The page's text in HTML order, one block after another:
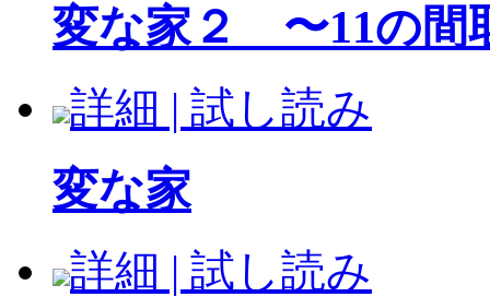
変な家２ 〜11の間
詳細 | 試し読み
変な家
詳細 | 試し読み